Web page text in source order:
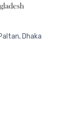
Dhaka